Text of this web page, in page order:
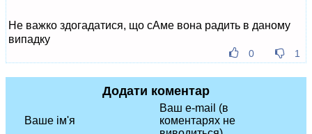
Не важко здогадатися, що сАме вона радить в даному
випадку
0 1
Додати коментар
Ваше ім'я
Ваш e-mail (в
коментарях не